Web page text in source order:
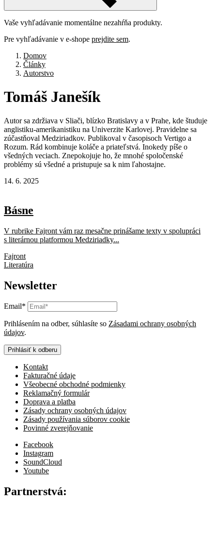
Vaše vyhľadávanie momentálne nezahŕňa produkty.
Pre vyhľadávanie v e-shope prejdite sem.
Domov
Články
Autorstvo
Tomáš Janešík
Autor sa zdržiava v Sliači, blízko Bratislavy a v Prahe, kde študuje
anglistiku-amerikanistiku na Univerzite Karlovej. Pravidelne sa
zúčastňoval Medziriadkov. Publikoval v časopisoch Vertigo a
Rozum. Rád kombinuje koláče a priateľstvá. Inokedy píše o
všedných veciach. Znepokojuje ho, že mnohé spoločenské
problémy sú všedné a pristupuje sa k nim ľahostajne.
14. 6. 2025
Básne
V rubrike Fajront vám raz mesačne prinášame texty v spolupráci
s literárnou platformou Medziriadky...
Fajront
Literatúra
Newsletter
Email*
Prihlásením na odber, súhlasíte so Zásadami ochrany osobných
údajov.
Prihlásiť k odberu
Kontakt
Fakturačné údaje
Všeobecné obchodné podmienky
Reklamačný formulár
Doprava a platba
Zásady ochrany osobných údajov
Zásady používania súborov cookie
Povinné zverejňovanie
Facebook
Instagram
SoundCloud
Youtube
Partnerstvá: